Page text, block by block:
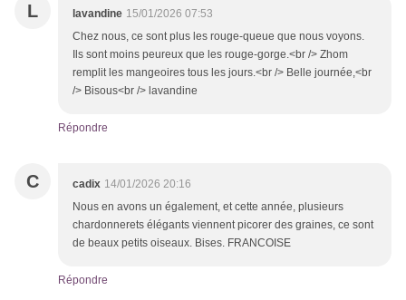
L lavandine 15/01/2026 07:53
Chez nous, ce sont plus les rouge-queue que nous voyons.
Ils sont moins peureux que les rouge-gorge.<br /> Zhom
remplit les mangeoires tous les jours.<br /> Belle journée,<br
/> Bisous<br /> lavandine
Répondre
C cadix 14/01/2026 20:16
Nous en avons un également, et cette année, plusieurs
chardonnerets élégants viennent picorer des graines, ce sont
de beaux petits oiseaux. Bises. FRANCOISE
Répondre